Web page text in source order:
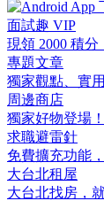
面試趣 VIP
現領 2000 積分
專題文章
獨家觀點、實
周邊商店
獨家好物登場
求職避雷針
免費擴充功能
大台北租屋
大台北找房，